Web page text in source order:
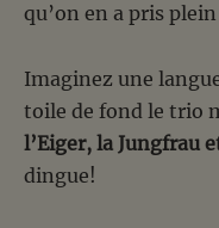
qu’on en a pris
Imaginez une
toile de fond le trio
l’Eiger, la Jungfrau
dingue!